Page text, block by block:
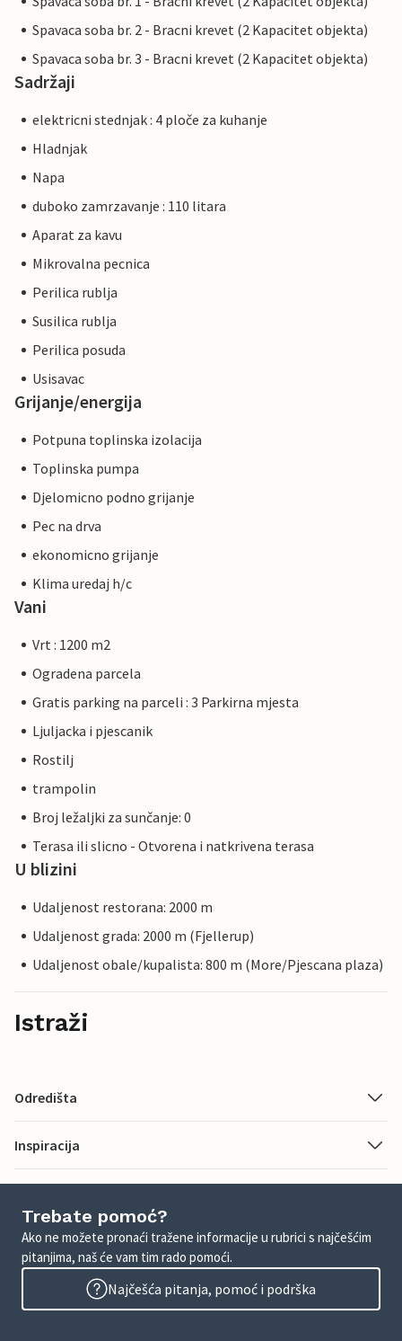
Spavaca soba br. 2 - Bracni krevet (2 Kapacitet objekta)
Spavaca soba br. 3 - Bracni krevet (2 Kapacitet objekta)
Sadržaji
elektricni stednjak : 4 ploče za kuhanje
Hladnjak
Napa
duboko zamrzavanje : 110 litara
Aparat za kavu
Mikrovalna pecnica
Perilica rublja
Susilica rublja
Perilica posuda
Usisavac
Grijanje/energija
Potpuna toplinska izolacija
Toplinska pumpa
Djelomicno podno grijanje
Pec na drva
ekonomicno grijanje
Klima uredaj h/c
Vani
Vrt : 1200 m2
Ogradena parcela
Gratis parking na parceli : 3 Parkirna mjesta
Ljuljacka i pjescanik
Rostilj
trampolin
Broj ležaljki za sunčanje: 0
Terasa ili slicno - Otvorena i natkrivena terasa
U blizini
Udaljenost restorana: 2000 m
Udaljenost grada: 2000 m (Fjellerup)
Udaljenost obale/kupalista: 800 m (More/Pjescana plaza)
Istraži
Odredišta
Inspiracija
Trebate pomoć?
Ako ne možete pronaći tražene informacije u rubrici s najčešćim
pitanjima, naš će vam tim rado pomoći.
Najčešća pitanja, pomoć i podrška